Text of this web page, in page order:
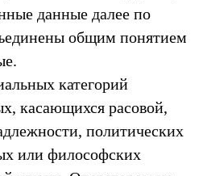
данные далее по
общим понятием
категорий
касающихся расовой,
политических
или философских